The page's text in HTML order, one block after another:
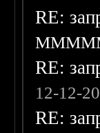
RE:
RE:
12-12-
RE: